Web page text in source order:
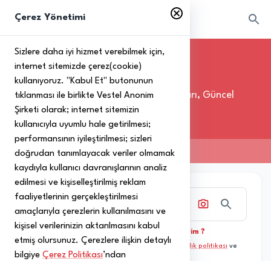
Ürünler
Garanti Bilgileri, Kullanım Kılavuzları, Güncel
Yazılımlar, İlgili İçerikler
Ana Sayfa › Ürünler
Seri Numarası ile ürününü bul
Ürünümün Seri Numarasını Nasıl Bulabilirim ?
Bu site reCAPTCHA ile korunmaktadır. Google gizlilik politikası ve
kullanım şartları geçerlidir.
Çerez Yönetimi
Sizlere daha iyi hizmet verebilmek için,
internet sitemizde çerez(cookie)
kullanıyoruz. "Kabul Et" butonunun
tıklanması ile birlikte Vestel Anonim
Şirketi olarak; internet sitemizin
kullanıcıyla uyumlu hale getirilmesi;
performansının iyileştirilmesi; sizleri
doğrudan tanımlayacak veriler olmamak
kaydıyla kullanıcı davranışlarının analiz
edilmesi ve kişiselleştirilmiş reklam
faaliyetlerinin gerçekleştirilmesi
amaçlarıyla çerezlerin kullanılmasını ve
kişisel verilerinizin aktarılmasını kabul
etmiş olursunuz. Çerezlere ilişkin detaylı
bilgiye Çerez Politikası’ndan